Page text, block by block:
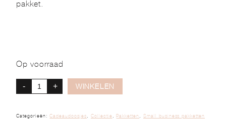
pakket.
Op voorraad
- + WINKELEN
Categorieën:Cadeaudoosjes Collectie Pakketten ,Small business pakketten